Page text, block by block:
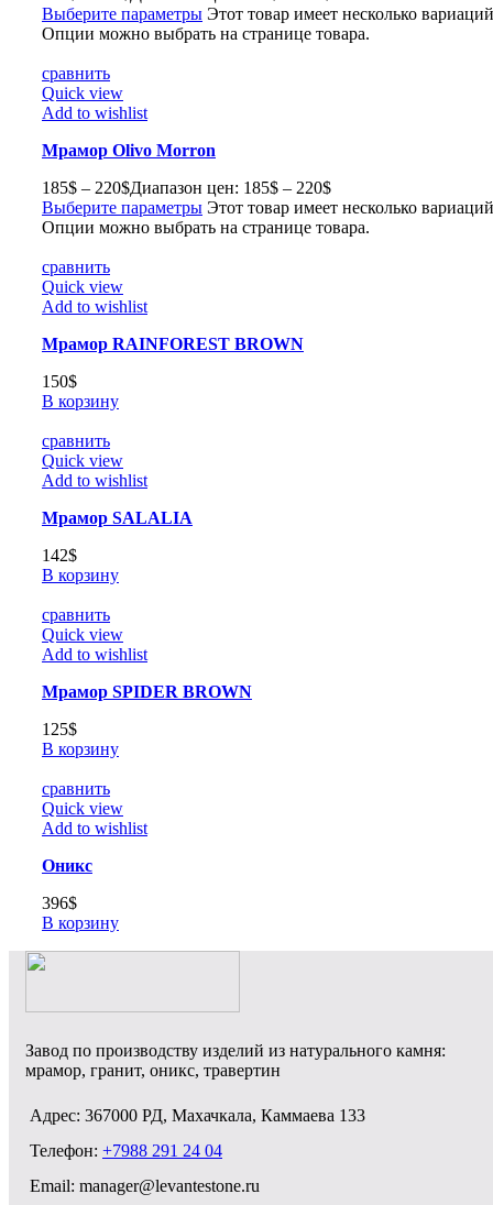
Выберите параметры Этот товар имеет несколько
Опции можно выбрать на странице товара.
сравнить
Quick view
Add to wishlist
Мрамор Olivo Morron
185$ – 220$Диапазон цен: 185$ – 220$
Выберите параметры Этот товар имеет несколько
Опции можно выбрать на странице товара.
сравнить
Quick view
Add to wishlist
Мрамор RAINFOREST BROWN
150$
В корзину
сравнить
Quick view
Add to wishlist
Мрамор SALALIA
142$
В корзину
сравнить
Quick view
Add to wishlist
Мрамор SPIDER BROWN
125$
В корзину
сравнить
Quick view
Add to wishlist
Оникс
396$
В корзину
Завод по производству изделий из натурального камня:
мрамор, гранит, оникс, травертин
Адрес: 367000 РД, Махачкала, Каммаева 133
Телефон: +7988 291 24 04
Email: manager@levantestone.ru